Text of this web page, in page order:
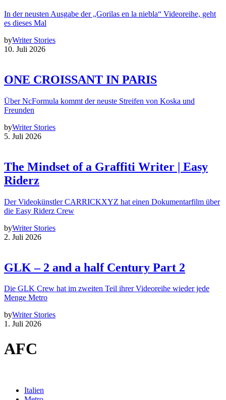
In der neusten Ausgabe der „Gorilas en la niebla“ Videoreihe, geht
es dieses Mal
byWriter Stories
10. Juli 2026
ONE CROISSANT IN PARIS
Über NcFormula kommt der neuste Streifen von Koska und
Freunden
byWriter Stories
5. Juli 2026
The Mindset of a Graffiti Writer | Easy
Riderz
Der Videokünstler CARRICKXYZ hat einen Dokumentarfilm über
die Easy Riderz Crew
byWriter Stories
2. Juli 2026
GLK – 2 and a half Century Part 2
Die GLK Crew hat im zweiten Teil ihrer Videoreihe wieder jede
Menge Metro
byWriter Stories
1. Juli 2026
AFC
Italien